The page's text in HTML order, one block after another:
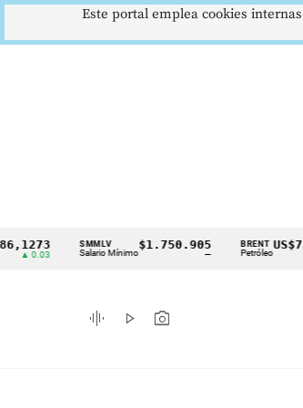
Cintillo
indicadores
económicos
0.03
SMMLV
Salario Mínimo
$1.750.905 BRENT
Petróleo
US$73,48
▼ 1.12
graphic_eq play_arrow photo_camera
Este portal emplea cookies